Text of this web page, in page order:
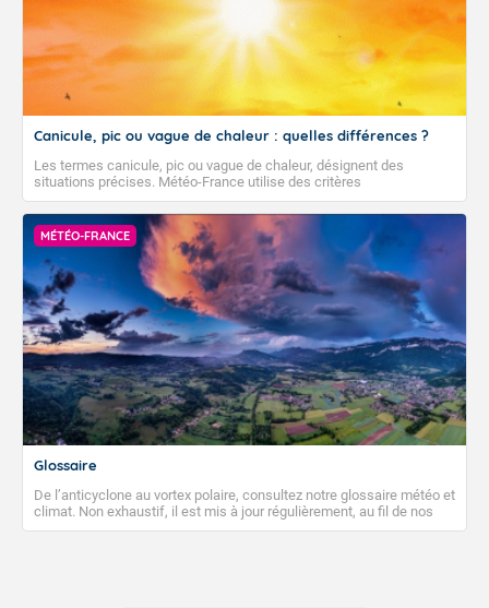
réchauffement climatique
De la pluie aux inondations : un phénomène
devenu extrême
Comment prévoit-on le temps ?
TEMPÉRATURE
Canicule, pic ou vague de chaleur : quelles différences ?